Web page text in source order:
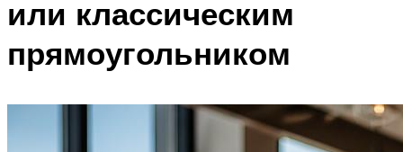
или классическим
прямоугольником